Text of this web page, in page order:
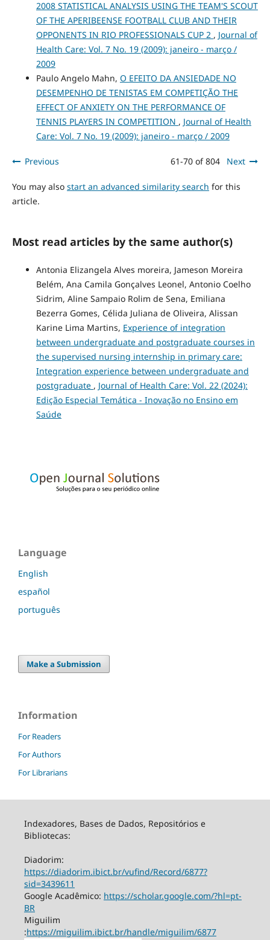
2008 STATISTICAL ANALYSIS USING THE TEAM'S SCOUT
OF THE APERIBEENSE FOOTBALL CLUB AND THEIR
OPPONENTS IN RIO PROFESSIONALS CUP 2 , Journal of
Health Care: Vol. 7 No. 19 (2009): janeiro - março /
2009
Paulo Angelo Mahn, O EFEITO DA ANSIEDADE NO
DESEMPENHO DE TENISTAS EM COMPETIÇÃO THE
EFFECT OF ANXIETY ON THE PERFORMANCE OF
TENNIS PLAYERS IN COMPETITION , Journal of Health
Care: Vol. 7 No. 19 (2009): janeiro - março / 2009
Previous 61-70 of 804 Next
You may also start an advanced similarity search for this
article.
Most read articles by the same author(s)
Antonia Elizangela Alves moreira, Jameson Moreira
Belém, Ana Camila Gonçalves Leonel, Antonio Coelho
Sidrim, Aline Sampaio Rolim de Sena, Emiliana
Bezerra Gomes, Célida Juliana de Oliveira, Alissan
Karine Lima Martins, Experience of integration
between undergraduate and postgraduate courses in
the supervised nursing internship in primary care:
Integration experience between undergraduate and
postgraduate , Journal of Health Care: Vol. 22 (2024):
Edição Especial Temática - Inovação no Ensino em
Saúde
Language
English
español
português
Make a Submission
Information
For Readers
For Authors
For Librarians
Indexadores, Bases de Dados, Repositórios e
Bibliotecas:
Diadorim:
https://diadorim.ibict.br/vufind/Record/6877?
sid=3439611
Google Acadêmico: https://scholar.google.com/?hl=pt-
BR
Miguilim
:https://miguilim.ibict.br/handle/miguilim/6877